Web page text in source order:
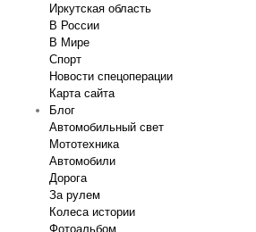
Иркутская область
В России
В Мире
Спорт
Новости спецоперации
Карта сайта
Блог
Автомобильный свет
Мототехника
Автомобили
Дорога
За рулем
Колеса истории
Фотоальбом